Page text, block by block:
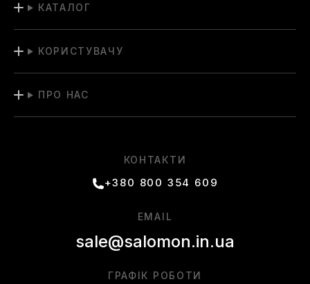
КАТАЛОГ
КОРИСТУВАЧУ
ПРО НАС
КОНТАКТИ
+380 800 354 609
ГРАФІК РОБОТИ
EMAIL
sale@salomon.in.ua